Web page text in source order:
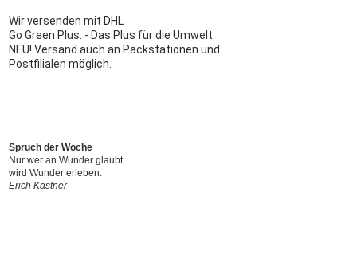
Wir versenden mit DHL
Go Green Plus. - Das Plus für die Umwelt.
NEU! Versand auch an Packstationen und
Postfilialen möglich.
Spruch der Woche
Nur wer an Wunder glaubt
wird Wunder erleben.
Erich Kästner